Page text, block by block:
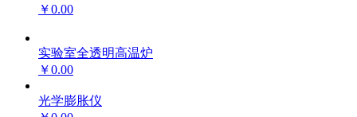
￥0.00
实验室全透明高温炉
￥0.00
光学膨胀仪